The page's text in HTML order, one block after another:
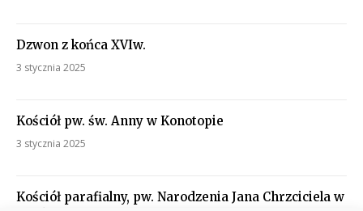
Dzwon z końca XVIw.
3 stycznia 2025
Kościół pw. św. Anny w Konotopie
3 stycznia 2025
Kościół parafialny, pw. Narodzenia Jana Chrzciciela w